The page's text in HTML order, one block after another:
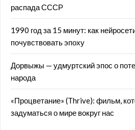
распада СССР
1990 год за 15 минут: как
почувствовать эпоху
Дорвыжы — удмуртский эпос о
народа
«Процветание» (Thrive): фильм,
задуматься о мире вокруг нас